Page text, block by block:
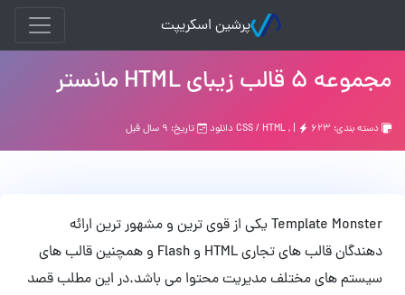
پرشین اسکریپت
مجموعه 5 قالب زیبای HTML مانستر
دسته بندی: CSS / HTML, | ۶۲۳ دانلود تاریخ: ۹ سال قبل
Template Monster یکی از قوی ترین و مشهور ترین ارائه
دهندگان قالب های تجاری HTML و Flash و همچنین قالب های
سیستم های مختلف مدیریت محتوا می باشد.در این مطلب قصد